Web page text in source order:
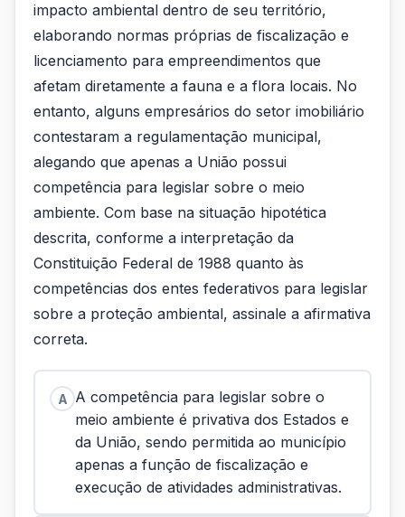
impacto ambiental dentro de seu território,
elaborando normas próprias de fiscalização e
licenciamento para empreendimentos que
afetam diretamente a fauna e a flora locais. No
entanto, alguns empresários do setor imobiliário
contestaram a regulamentação municipal,
alegando que apenas a União possui
competência para legislar sobre o meio
ambiente. Com base na situação hipotética
descrita, conforme a interpretação da
Constituição Federal de 1988 quanto às
competências dos entes federativos para legislar
sobre a proteção ambiental, assinale a afirmativa
correta.
A A competência para legislar sobre o
meio ambiente é privativa dos Estados e
da União, sendo permitida ao município
apenas a função de fiscalização e
execução de atividades administrativas.